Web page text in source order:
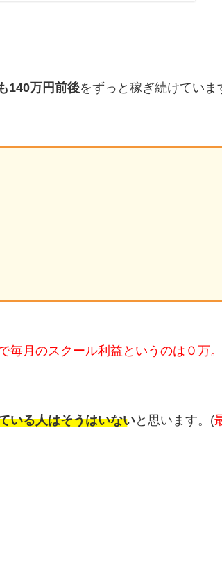
140万円前後をずっと稼ぎ続けてい
毎月のスクール利益というのは０万
いる人はそうはいないと思います。(